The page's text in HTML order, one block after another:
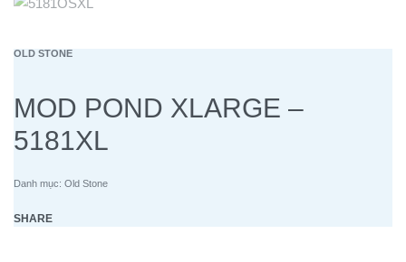
OLD STONE
MOD POND XLARGE –
5181XL
Danh mục: Old Stone
SHARE